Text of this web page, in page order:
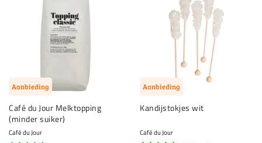
Aanbieding
Café du Jour Melktopping
(minder suiker)
Café du Jour
Aanbieding
Kandijstokjes wit
Café du Jour